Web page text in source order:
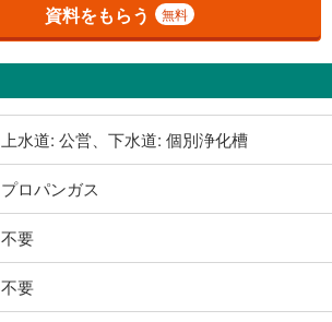
資料をもらう 無料
上水道: 公営、下水道: 個別浄化槽
プロパンガス
不要
不要